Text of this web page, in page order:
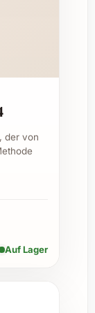
als
mit
der von
Auf Lager